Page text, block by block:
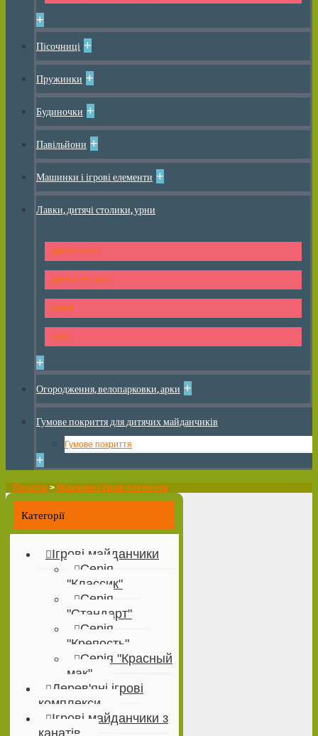
+
Пісочниці +
Пружинки +
Будиночки +
Павільйони +
Машинки і ігрові елементи +
Лавки, дитячі столики, урни
Дитячі лавки
Дитячі столики
Лавки
Урни
+
Огородження, велопарковки, арки +
Гумове покриття для дитячих майданчиків
Гумове покриття
+
Початок > Машинки і ігрові елементи
Категорії
Ігрові майданчики
Серія
"Классик"
Серія
"Стандарт"
Серія
"Крепость"
Серія "Красный
мак"
Дерев'яні ігрові
комплекси
Ігрові майданчики з
канатів